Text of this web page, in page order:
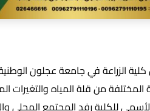
الزراعة في جامعة عجلون الوطنية
المختلفة من قلة المياه والتغيرات
للكلية رفد المجتمع المحلي